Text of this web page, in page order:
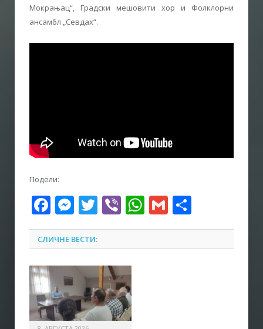
Мокрањац“, Градски мешовити хор и Фолклорни
ансамбл „Севдах“.
Подели:
Facebook
Messenger
Twitter
ViberWhatsApp
Gmail
СЛИЧНЕ ВЕСТИ: